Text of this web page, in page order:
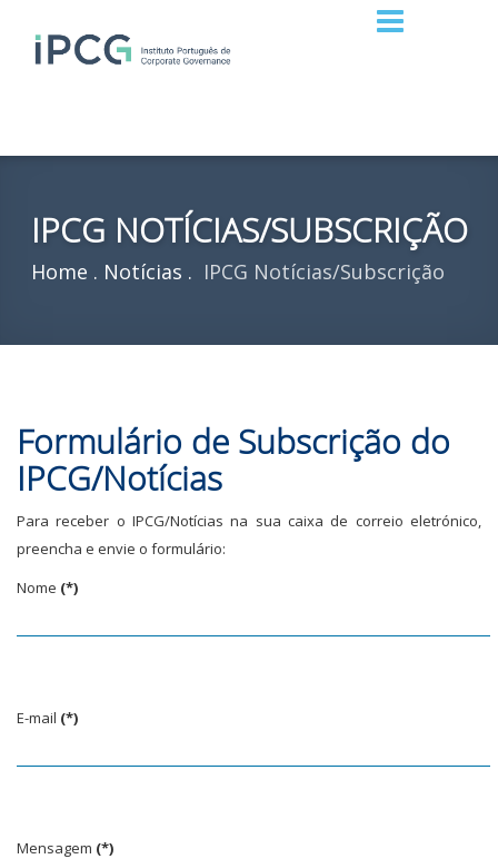
IPCG NOTÍCIAS/SUBSCRIÇÃO
Home Notícias IPCG Notícias/Subscrição
Formulário de Subscrição do
IPCG/Notícias
Para receber o IPCG/Notícias na sua caixa de correio eletrónico,
preencha e envie o formulário:
Nome (*)
E-mail (*)
Mensagem (*)